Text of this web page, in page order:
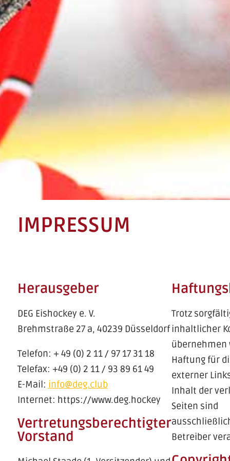
IMPRESSUM
Herausgeber
DEG Eishockey e. V.
Brehmstraße 27 a, 40239 Düsseldorf
Telefon: + 49 (0) 2 11 / 97 17 31 18
Telefax: +49 (0) 2 11 / 93 89 61 49
E-Mail: info@deg.club
Internet: https://www.deg.hockey
Vertretungsberechtigter
Vorstand
Trotz
inhaltlicher
übernehmen
Haftung für
externer
Inhalt der
Seiten sind
Betreiber